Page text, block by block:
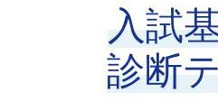
入試
診断